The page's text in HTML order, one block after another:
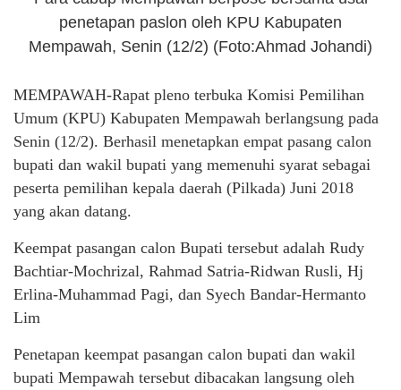
penetapan paslon oleh KPU Kabupaten
Mempawah, Senin (12/2) (Foto:Ahmad Johandi)
MEMPAWAH-Rapat pleno terbuka Komisi Pemilihan
Umum (KPU) Kabupaten Mempawah berlangsung pada
Senin (12/2). Berhasil menetapkan empat pasang calon
bupati dan wakil bupati yang memenuhi syarat sebagai
peserta pemilihan kepala daerah (Pilkada) Juni 2018
yang akan datang.
Keempat pasangan calon Bupati tersebut adalah Rudy
Bachtiar-Mochrizal, Rahmad Satria-Ridwan Rusli, Hj
Erlina-Muhammad Pagi, dan Syech Bandar-Hermanto
Lim
Penetapan keempat pasangan calon bupati dan wakil
bupati Mempawah tersebut dibacakan langsung oleh